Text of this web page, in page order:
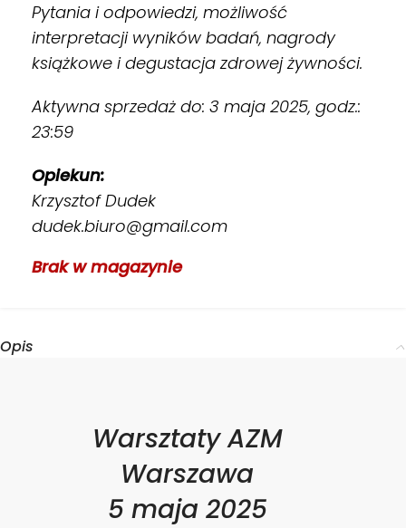
Pytania i odpowiedzi, możliwość
interpretacji wyników badań, nagrody
książkowe i degustacja zdrowej żywności.
Aktywna sprzedaż do: 3 maja 2025, godz.:
23:59
Opiekun:
Krzysztof Dudek
dudek.biuro@gmail.com
Brak w magazynie
Opis
Warsztaty AZM
Warszawa
5 maja 2025